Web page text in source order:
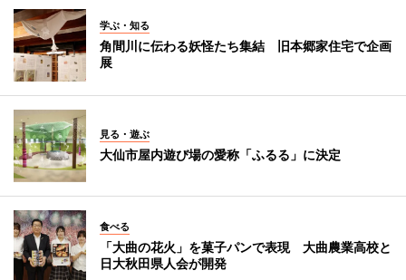
学ぶ・知る
角間川に伝わる妖怪たち集結 旧本郷家住宅で企画
展
見る・遊ぶ
大仙市屋内遊び場の愛称「ふるる」に決定
食べる
「大曲の花火」を菓子パンで表現 大曲農業高校と
日大秋田県人会が開発